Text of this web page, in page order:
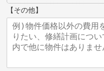
【その他】